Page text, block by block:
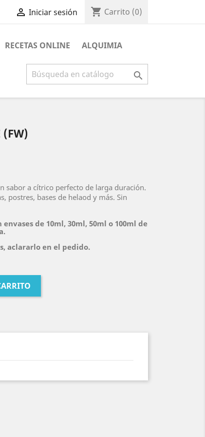
 Iniciar sesión shopping_cart Carrito (0)
RECETAS ONLINE ALQUIMIA

(FW)
sabor a cítrico perfecto de larga duración.
postres, bases de helaod y más. Sin
de 10ml, 30ml, 50ml o 100ml de
aclararlo en el pedido.